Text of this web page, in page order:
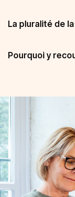
La pluralité de
Pourquoi y